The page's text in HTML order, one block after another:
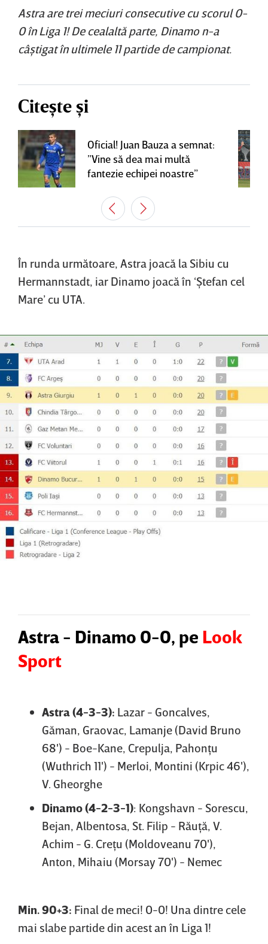
Astra are trei meciuri consecutive cu scorul 0-
0 în Liga 1! De cealaltă parte, Dinamo n-a
câştigat în ultimele 11 partide de campionat.
Citește și
Oficial! Juan Bauza a semnat:
”Vine să dea mai multă
fantezie echipei noastre”
În runda următoare, Astra joacă la Sibiu cu
Hermannstadt, iar Dinamo joacă în ‘Ştefan cel
Mare’ cu UTA.
Astra - Dinamo 0-0, pe Look
Sport
Astra (4-3-3): Lazar - Goncalves,
Găman, Graovac, Lamanje (David Bruno
68') - Boe-Kane, Crepulja, Pahonţu
(Wuthrich 11') - Merloi, Montini (Krpic 46'),
V. Gheorghe
Dinamo (4-2-3-1): Kongshavn - Sorescu,
Bejan, Albentosa, St. Filip - Răuţă, V.
Achim - G. Creţu (Moldoveanu 70'),
Anton, Mihaiu (Morsay 70') - Nemec
Min. 90+3: Final de meci! 0-0! Una dintre cele
mai slabe partide din acest an în Liga 1!